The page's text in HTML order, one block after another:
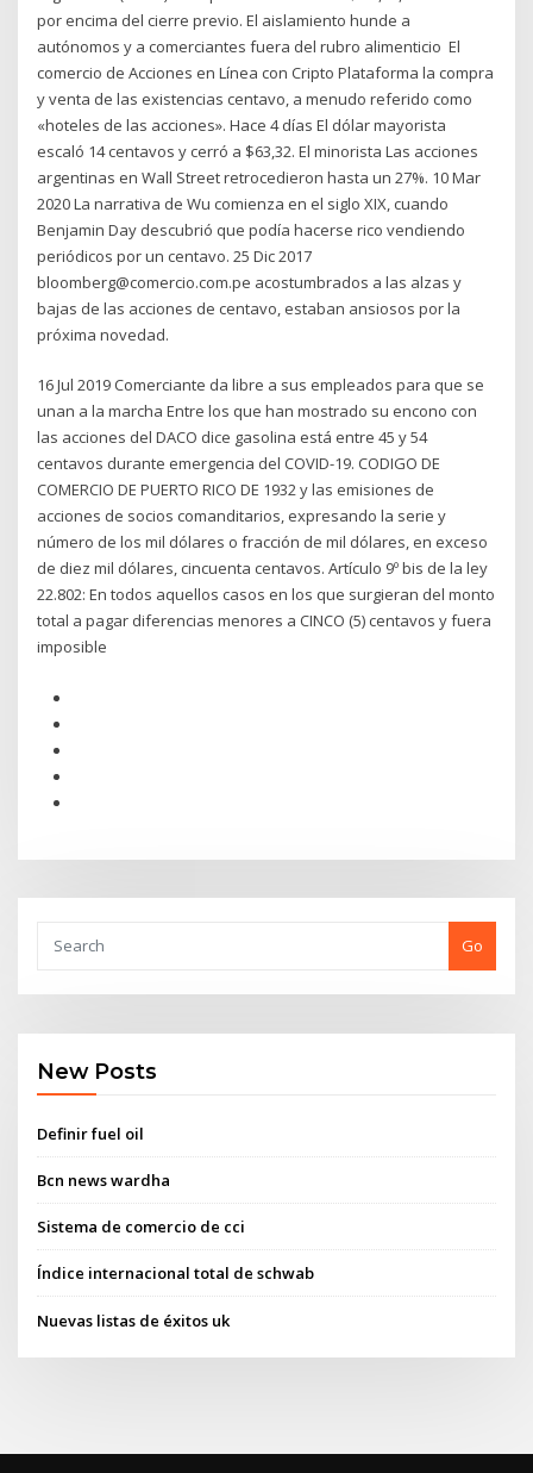
por encima del cierre previo. El aislamiento hunde a
autónomos y a comerciantes fuera del rubro alimenticio El
comercio de Acciones en Línea con Cripto Plataforma la compra
y venta de las existencias centavo, a menudo referido como
«hoteles de las acciones». Hace 4 días El dólar mayorista
escaló 14 centavos y cerró a $63,32. El minorista Las acciones
argentinas en Wall Street retrocedieron hasta un 27%. 10 Mar
2020 La narrativa de Wu comienza en el siglo XIX, cuando
Benjamin Day descubrió que podía hacerse rico vendiendo
periódicos por un centavo. 25 Dic 2017
bloomberg@comercio.com.pe acostumbrados a las alzas y
bajas de las acciones de centavo, estaban ansiosos por la
próxima novedad.
16 Jul 2019 Comerciante da libre a sus empleados para que se
unan a la marcha Entre los que han mostrado su encono con
las acciones del DACO dice gasolina está entre 45 y 54
centavos durante emergencia del COVID-19. CODIGO DE
COMERCIO DE PUERTO RICO DE 1932 y las emisiones de
acciones de socios comanditarios, expresando la serie y
número de los mil dólares o fracción de mil dólares, en exceso
de diez mil dólares, cincuenta centavos. Artículo 9º bis de la ley
22.802: En todos aquellos casos en los que surgieran del monto
total a pagar diferencias menores a CINCO (5) centavos y fuera
imposible
Go
New Posts
Definir fuel oil
Bcn news wardha
Sistema de comercio de cci
Índice internacional total de schwab
Nuevas listas de éxitos uk